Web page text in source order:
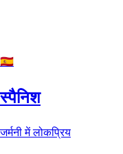
🇪🇸
स्पैनिश
जर्मनी में लोकप्रिय